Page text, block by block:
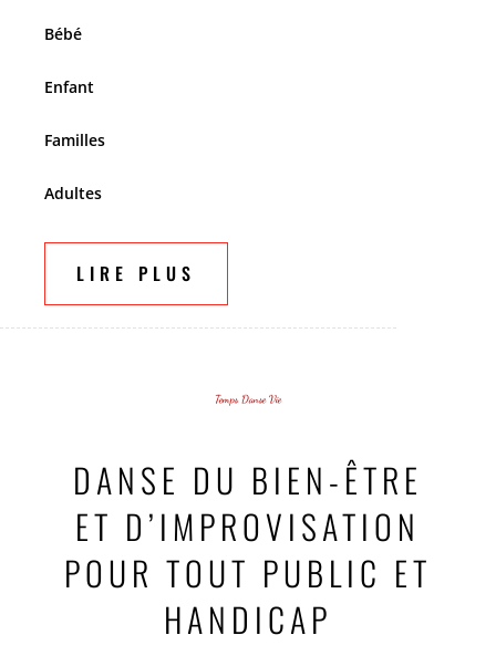
Bébé
Enfant
Familles
Adultes
LIRE PLUS
Temps Danse Vie
DANSE DU BIEN-ÊTRE
ET D’IMPROVISATION
POUR TOUT PUBLIC ET
HANDICAP